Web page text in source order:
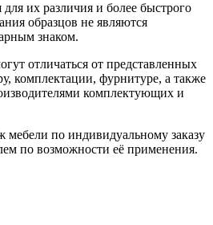
их различия и более быстрого
образцов не являются
знаком.
отличаться от представленных
комплектации, фурнитуре, а также
комплектующих и
по индивидуальному заказу
по возможности её применения.